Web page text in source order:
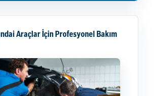
Araçlar İçin Profesyonel Bakım